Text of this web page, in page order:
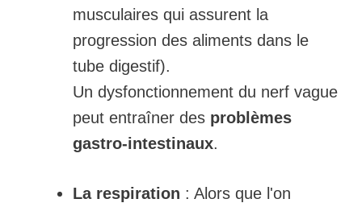
musculaires qui assurent la
progression des aliments dans le
tube digestif).
Un dysfonctionnement du nerf vague
peut entraîner des problèmes
gastro-intestinaux.
La respiration : Alors que l'on